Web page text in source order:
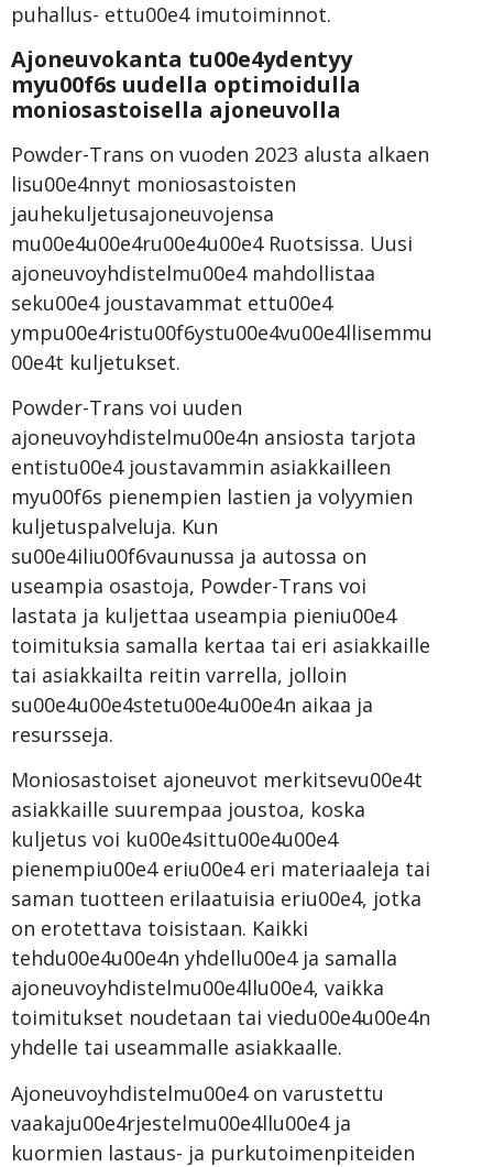
puhallus- ettu00e4 imutoiminnot.
Ajoneuvokanta tu00e4ydentyy
myu00f6s uudella optimoidulla
moniosastoisella ajoneuvolla
Powder-Trans on vuoden 2023 alusta alkaen
lisu00e4nnyt moniosastoisten
jauhekuljetusajoneuvojensa
mu00e4u00e4ru00e4u00e4 Ruotsissa. Uusi
ajoneuvoyhdistelmu00e4 mahdollistaa
seku00e4 joustavammat ettu00e4
ympu00e4ristu00f6ystu00e4vu00e4llisemmu
00e4t kuljetukset.
Powder-Trans voi uuden
ajoneuvoyhdistelmu00e4n ansiosta tarjota
entistu00e4 joustavammin asiakkailleen
myu00f6s pienempien lastien ja volyymien
kuljetuspalveluja. Kun
su00e4iliu00f6vaunussa ja autossa on
useampia osastoja, Powder-Trans voi
lastata ja kuljettaa useampia pieniu00e4
toimituksia samalla kertaa tai eri asiakkaille
tai asiakkailta reitin varrella, jolloin
su00e4u00e4stetu00e4u00e4n aikaa ja
resursseja.
Moniosastoiset ajoneuvot merkitsevu00e4t
asiakkaille suurempaa joustoa, koska
kuljetus voi ku00e4sittu00e4u00e4
pienempiu00e4 eriu00e4 eri materiaaleja tai
saman tuotteen erilaatuisia eriu00e4, jotka
on erotettava toisistaan. Kaikki
tehdu00e4u00e4n yhdellu00e4 ja samalla
ajoneuvoyhdistelmu00e4llu00e4, vaikka
toimitukset noudetaan tai viedu00e4u00e4n
yhdelle tai useammalle asiakkaalle.
Ajoneuvoyhdistelmu00e4 on varustettu
vaakaju00e4rjestelmu00e4llu00e4 ja
kuormien lastaus- ja purkutoimenpiteiden